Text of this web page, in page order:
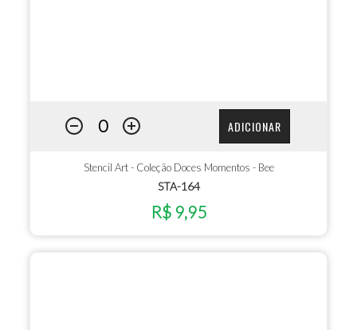
ADICIONAR
Stencil Art - Coleção Doces Momentos - Bee
STA-164
R$ 9,95